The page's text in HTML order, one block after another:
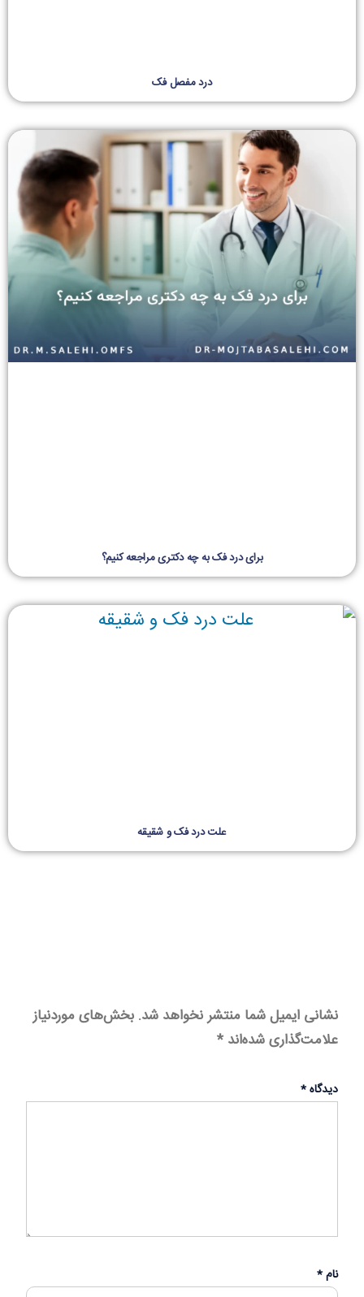
درد مفصل فک
برای درد فک به چه دکتری مراجعه کنیم؟
علت درد فک و شقیقه
نشانی ایمیل شما منتشر نخواهد شد. بخش‌های موردنیاز
علامت‌گذاری شده‌اند *
دیدگاه*
نام*